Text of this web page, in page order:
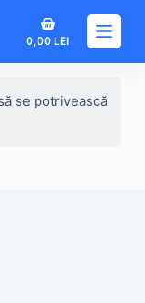
Coș
de
0,00LEI
se potrivească